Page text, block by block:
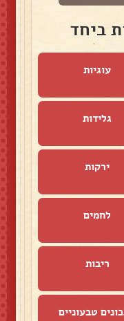
ביחד
עוגיות
גלידות
ירקות
לחמים
ריבות
טבעוניים